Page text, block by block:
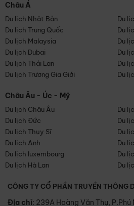
Châu Á
Du lịch Nhật Bản
Du
Du lịch Trung Quốc
Du
Du lịch Malaysia
Du
Du lịch Dubai
Du
Du lịch Thái Lan
Du
Du lịch Trương Gia Giới
Du
Châu Âu - Úc - Mỹ
Du lịch Châu Âu
Du
Du lịch Đức
Du
Du lịch Thụy Sĩ
Du
Du lịch Anh
Du
Du lịch luxembourg
Du
Du lịch Hà Lan
Du
CÔNG TY CỔ PHẦN TRUYỀN THÔNG
Địa chỉ: 239A Hoàng Văn Thụ, P.Phú